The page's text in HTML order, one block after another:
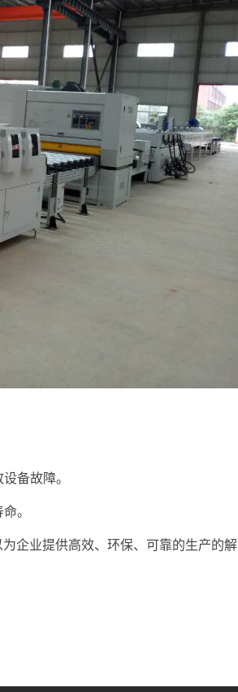
备故障。
。
企业提供高效、环保、可靠的生产的解